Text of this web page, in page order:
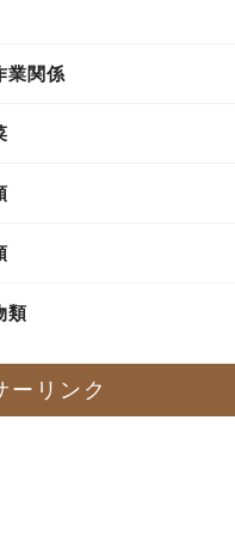
業関係
類
ーリンク